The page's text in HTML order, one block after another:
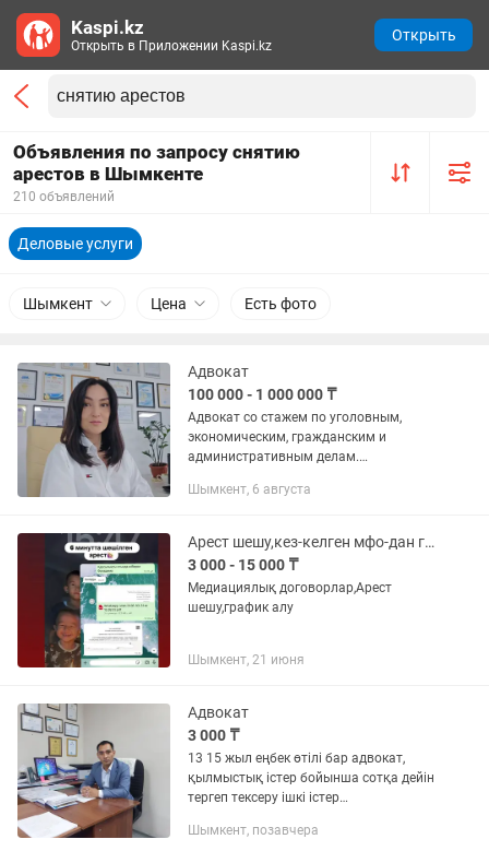
Объявления по запросу снятию
арестов в Шымкенте
210 объявлений
Деловые услуги
Шымкент Цена Есть фото
Адвокат
100 000 - 1 000 000 ₸
Адвокат со стажем по уголовным,
экономическим, гражданским и
административным делам.
государственных и негосударственных
физических так и...
Шымкент, 6 августа
Арест шешу,кез-келген мфо-дан график алу
3 000 - 15 000 ₸
Медиациялық договорлар,Арест
шешу,график алу
Шымкент, 21 июня
Адвокат
3 000 ₸
13 15 жыл еңбек өтілі бар адвокат,
қылмыстық істер бойынша сотқа дейін
тергеп тексеру ішкі істер
бойынша соттарда жәбірленуші және
Шымкент, позавчера
Kaspi.kz
Открыть в Приложении Kaspi.kz
Открыть